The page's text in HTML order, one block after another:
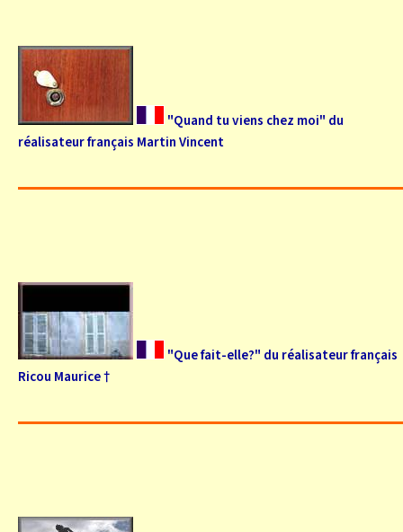
"Quand tu viens chez moi" du
réalisateur français Martin Vincent
"Que fait-elle?" du réalisateur français
Ricou Maurice †